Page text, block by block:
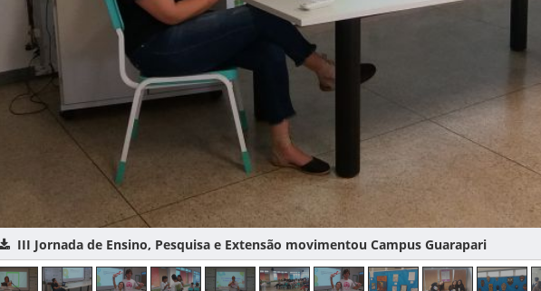
III Jornada de Ensino, Pesquisa e Extensão movimentou Campus Guarapari